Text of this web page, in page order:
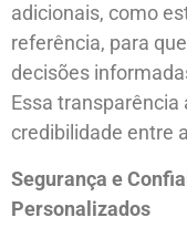
adicionais, como
referência, para
decisões
Essa
credibilidade entre
Segurança e
Personalizados